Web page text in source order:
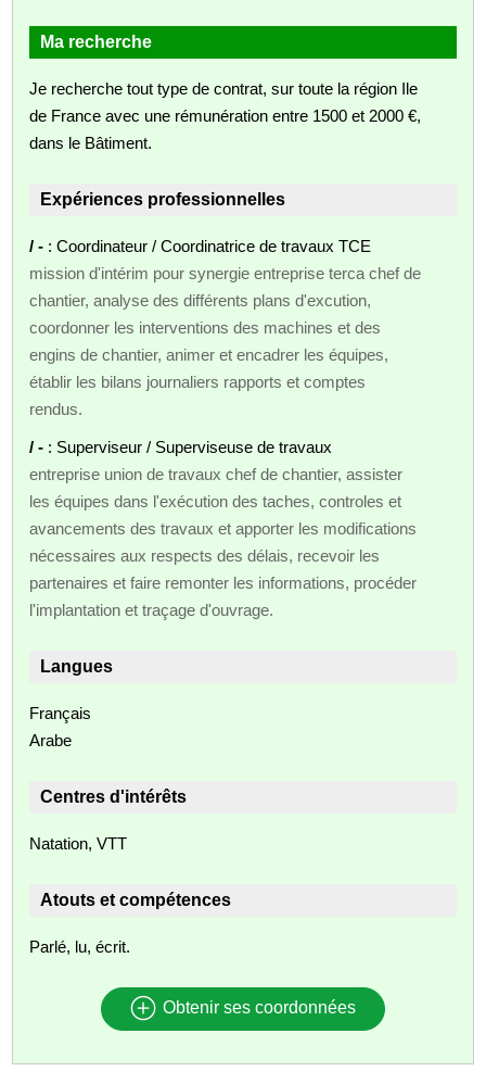
Ma recherche
Je recherche tout type de contrat, sur toute la région Ile
de France avec une rémunération entre 1500 et 2000 €,
dans le Bâtiment.
Expériences professionnelles
/ - : Coordinateur / Coordinatrice de travaux TCE
mission d'intérim pour synergie entreprise terca chef de
chantier, analyse des différents plans d'excution,
coordonner les interventions des machines et des
engins de chantier, animer et encadrer les équipes,
établir les bilans journaliers rapports et comptes
rendus.
/ - : Superviseur / Superviseuse de travaux
entreprise union de travaux chef de chantier, assister
les équipes dans l'exécution des taches, controles et
avancements des travaux et apporter les modifications
nécessaires aux respects des délais, recevoir les
partenaires et faire remonter les informations, procéder
l'implantation et traçage d'ouvrage.
Langues
Français
Arabe
Centres d'intérêts
Natation, VTT
Atouts et compétences
Parlé, lu, écrit.
Obtenir ses coordonnées